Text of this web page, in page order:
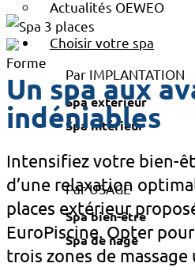
Actualités OEWEO
Choisir votre spa
Par IMPLANTATION
Spa extérieur
Spa intérieur
Par USAGE
Spa bien-être
Spa de nage
Un spa aux
indéniables
Intensifiez votre bien-
d’une relaxation
places extérieur
EuroPiscine. Opter
trois zones de